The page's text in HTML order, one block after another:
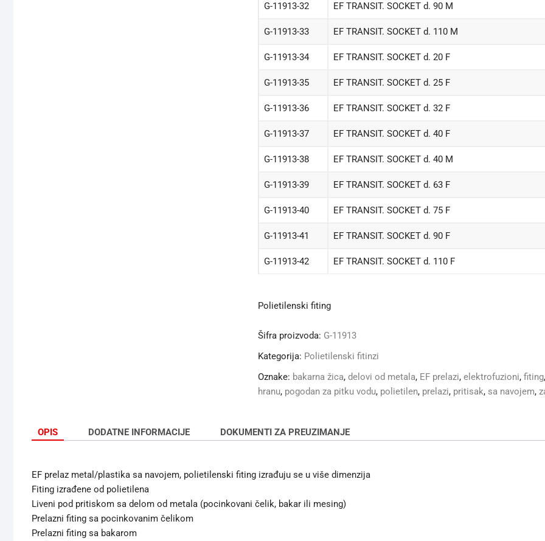
G-11913-32 EF TRANSIT. SOCKET d. 90 M
G-11913-33 EF TRANSIT. SOCKET d. 110 M
G-11913-34 EF TRANSIT. SOCKET d. 20 F
G-11913-35 EF TRANSIT. SOCKET d. 25 F
G-11913-36 EF TRANSIT. SOCKET d. 32 F
G-11913-37 EF TRANSIT. SOCKET d. 40 F
G-11913-38 EF TRANSIT. SOCKET d. 40 M
G-11913-39 EF TRANSIT. SOCKET d. 63 F
G-11913-40 EF TRANSIT. SOCKET d. 75 F
G-11913-41 EF TRANSIT. SOCKET d. 90 F
G-11913-42 EF TRANSIT. SOCKET d. 110 F
Polietilenski fiting
Šifra proizvoda: G-11913
Kategorija: Polietilenski fitinzi
Oznake: bakarna žica, delovi od metala, EF prelazi, elektrofuzioni, fiting
hranu, pogodan za pitku vodu, polietilen, prelazi, pritisak, sa navojem,
OPIS DODATNE INFORMACIJE DOKUMENTI ZA PREUZIMANJE
EF prelaz metal/plastika sa navojem, polietilenski fiting izrađuju se u više dimenzija
Fiting izrađene od polietilena
Liveni pod pritiskom sa delom od metala (pocinkovani čelik, bakar ili mesing)
Prelazni fiting sa pocinkovanim čelikom
Prelazni fiting sa bakarom